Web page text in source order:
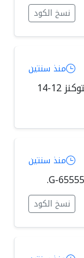
نسخ الكود
منذ سنتين
احتفالًا بالفوز بجائزة AW! 15% على التوكنز 12-14
منذ سنتين
G-
نسخ الكود